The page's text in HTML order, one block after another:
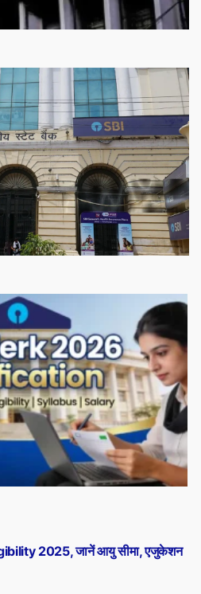
2025, जानें आयु सीमा, एजुकेशन